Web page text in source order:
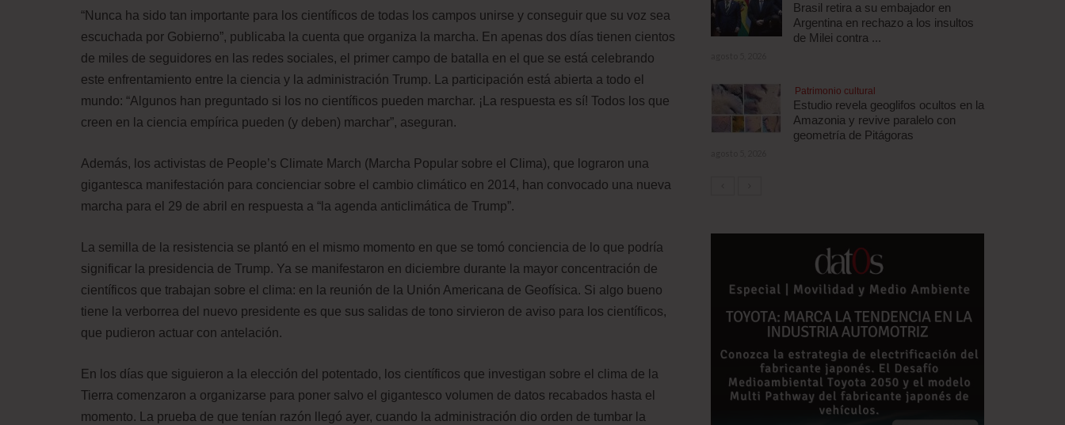
“Nunca ha sido tan importante para los científicos de todas los campos unirse y conseguir que su voz sea
escuchada por Gobierno”, publicaba la cuenta que organiza la marcha. En apenas dos días tienen cientos
de miles de seguidores en las redes sociales, el primer campo de batalla en el que se está celebrando
este enfrentamiento entre la ciencia y la administración Trump. La participación está abierta a todo el
mundo: “Algunos han preguntado si los no científicos pueden marchar. ¡La respuesta es sí! Todos los que
creen en la ciencia empírica pueden (y deben) marchar”, aseguran.
Además, los activistas de People’s Climate March (Marcha Popular sobre el Clima), que lograron una
gigantesca manifestación para concienciar sobre el cambio climático en 2014, han convocado una nueva
marcha para el 29 de abril en respuesta a “la agenda anticlimática de Trump”.
La semilla de la resistencia se plantó en el mismo momento en que se tomó conciencia de lo que podría
significar la presidencia de Trump. Ya se manifestaron en diciembre durante la mayor concentración de
científicos que trabajan sobre el clima: en la reunión de la Unión Americana de Geofísica. Si algo bueno
tiene la verborrea del nuevo presidente es que sus salidas de tono sirvieron de aviso para los científicos,
que pudieron actuar con antelación.
En los días que siguieron a la elección del potentado, los científicos que investigan sobre el clima de la
Tierra comenzaron a organizarse para poner salvo el gigantesco volumen de datos recabados hasta el
momento. La prueba de que tenían razón llegó ayer, cuando la administración dio orden de tumbar la
Brasil retira a su embajador en
Argentina en rechazo a los insultos
de Milei contra ...
Patrimonio cultural
Estudio revela geoglifos ocultos en la
Amazonia y revive paralelo con
geometría de Pitágoras